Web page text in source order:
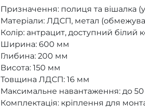
Призначення: полиця та вішалка
Матеріали: ЛДСП, метал
Колір: антрацит, доступний білий
Ширина: 600 мм
Глибина: 200 мм
Висота: 150 мм
Товщина ЛДСП: 16 мм
Максимальне навантаження: до 50
Комплектація: кріплення для